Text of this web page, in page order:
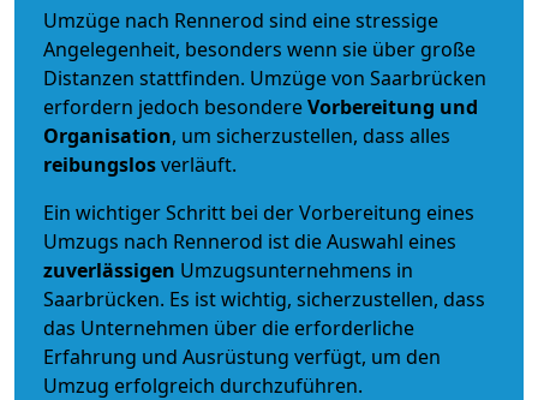
Umzüge nach Rennerod sind eine stressige
Angelegenheit, besonders wenn sie über große
Distanzen stattfinden. Umzüge von Saarbrücken
erfordern jedoch besondereVorbereitung und
Organisation, um sicherzustellen, dass alles
reibungslosverläuft.
Ein wichtiger Schritt bei der Vorbereitung eines
Umzugs nach Rennerod ist die Auswahl eines
zuverlässigen Umzugsunternehmens in
Saarbrücken. Es ist wichtig, sicherzustellen, dass
das Unternehmen über die erforderliche
Erfahrung und Ausrüstung verfügt, um den
Umzug erfolgreich durchzuführen.